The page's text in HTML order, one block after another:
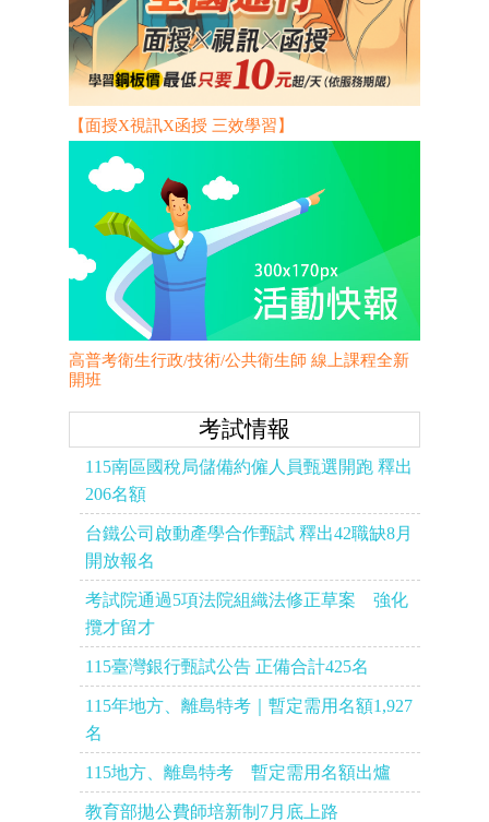
【面授X視訊X函授 三效學習】
高普考衛生行政/技術/公共衛生師 線上課程全新
開班
考試情報
115南區國稅局儲備約僱人員甄選開跑 釋出
206名額
台鐵公司啟動產學合作甄試 釋出42職缺8月
開放報名
考試院通過5項法院組織法修正草案 強化
攬才留才
115臺灣銀行甄試公告 正備合計425名
115年地方、離島特考｜暫定需用名額1,927
名
115地方、離島特考 暫定需用名額出爐
教育部拋公費師培新制7月底上路